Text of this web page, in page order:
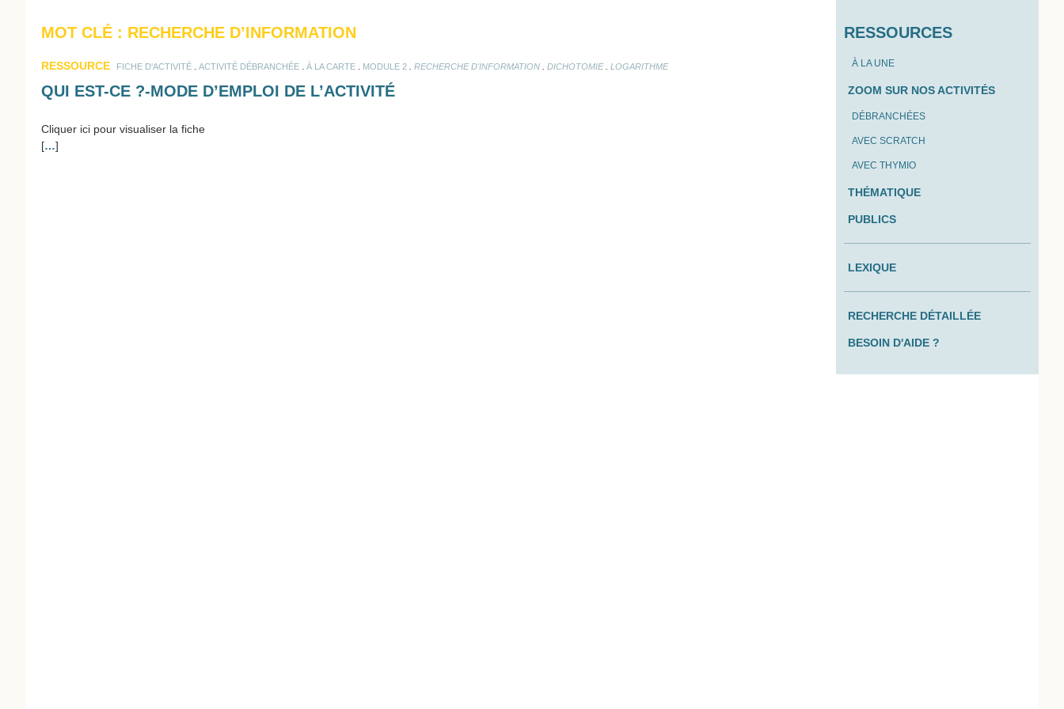
MOT CLÉ : RECHERCHE D’INFORMATION
RESSOURCE FICHE D'ACTIVITÉ ACTIVITÉ DÉBRANCHÉE À LA CARTE MODULE 2 RECHERCHE D'INFORMATION DICHOTOMIE. LOGARITHME
QUI EST-CE ?-MODE D’EMPLOI DE L’ACTIVITÉ
Cliquer ici pour visualiser la fiche
[…]
RESSOURCES
À LA UNE
ZOOM SUR NOS ACTIVITÉS
DÉBRANCHÉES
AVEC SCRATCH
AVEC THYMIO
THÉMATIQUE
PUBLICS
LEXIQUE
RECHERCHE DÉTAILLÉE
BESOIN D'AIDE ?